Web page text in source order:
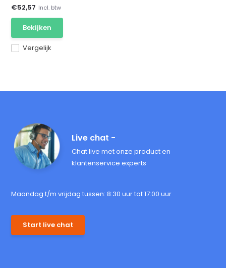
Vergelijk
€52,57 Incl. btw
Bekijken
Live chat -
Chat live met onze product en
klantenservice experts
Maandag t/m vrijdag tussen: 8:30 uur tot 17:00 uur
Start live chat